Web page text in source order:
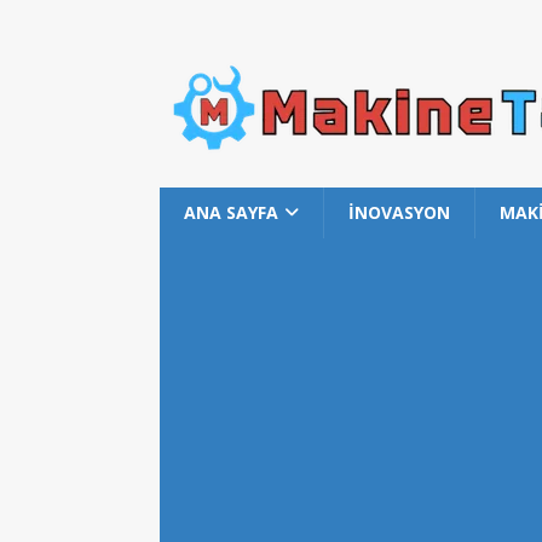
ANA SAYFA İNOVASYON